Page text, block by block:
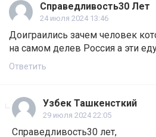
Справедливость30 Лет
24 июля 2024 13:46
Доиграились зачем человек
на самом делев Россия а эти
Ответить
Узбек Ташкенсткий
29 июля 2024 22:05
Справедливость30 лет,